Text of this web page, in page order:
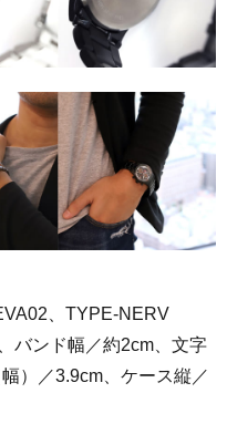
、TYPE-NERV
バンド幅／約2cm、 文字
）／3.9cm、ケース縦／